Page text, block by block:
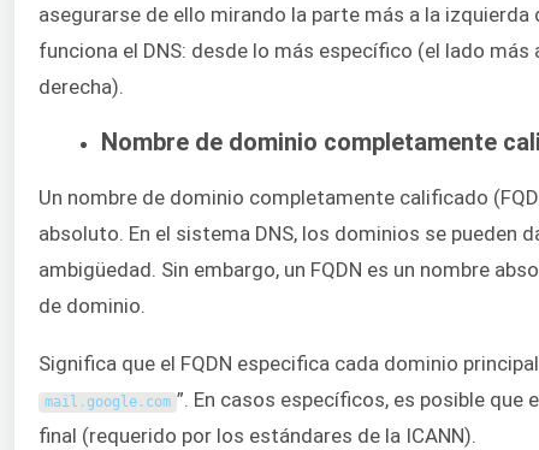
asegurarse de ello mirando la parte más a la
funciona el DNS: desde lo más específico (el lado
derecha).
Nombre de dominio completamente
Un nombre de dominio completamente calificado
absoluto. En el sistema DNS, los dominios se pueden
ambigüedad. Sin embargo, un FQDN es un nombre
de dominio.
Significa que el FQDN especifica cada dominio
mail .google. com ”. En casos específicos, es posible que
final (requerido por los estándares de la ICANN).